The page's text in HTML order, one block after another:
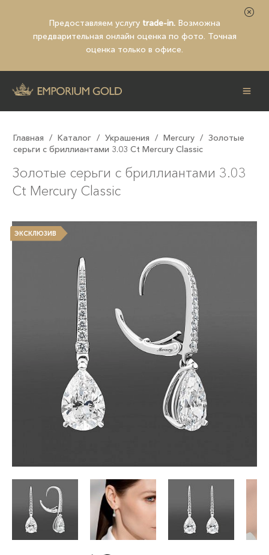
Предоставляем услугу trade-in. Возможна
предварительная онлайн оценка по фото. Точная
оценка только в офисе.
Главная / Каталог / Украшения / Mercury / Золотые
серьги с бриллиантами 3.03 Ct Mercury Classic
Золотые серьги с бриллиантами 3.03
Ct Mercury Classic
ЭКСКЛЮЗИВ